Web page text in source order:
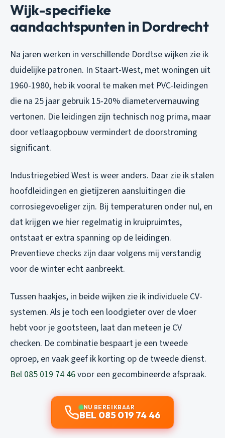
Wijk-specifieke
aandachtspunten in Dordrecht
Na jaren werken in verschillende Dordtse wijken zie ik
duidelijke patronen. In Staart-West, met woningen uit
1960-1980, heb ik vooral te maken met PVC-leidingen
die na 25 jaar gebruik 15-20% diametervernauwing
vertonen. Die leidingen zijn technisch nog prima, maar
door vetlaagopbouw vermindert de doorstroming
significant.
Industriegebied West is weer anders. Daar zie ik stalen
hoofdleidingen en gietijzeren aansluitingen die
corrosiegevoeliger zijn. Bij temperaturen onder nul, en
dat krijgen we hier regelmatig in kruipruimtes,
ontstaat er extra spanning op de leidingen.
Preventieve checks zijn daar volgens mij verstandig
voor de winter echt aanbreekt.
Tussen haakjes, in beide wijken zie ik individuele CV-
systemen. Als je toch een loodgieter over de vloer
hebt voor je gootsteen, laat dan meteen je CV
checken. De combinatie bespaart je een tweede
oproep, en vaak geef ik korting op de tweede dienst.
Bel 085 019 74 46voor een gecombineerde afspraak.
NU BEREIKBAAR
BEL 085 019 74 46